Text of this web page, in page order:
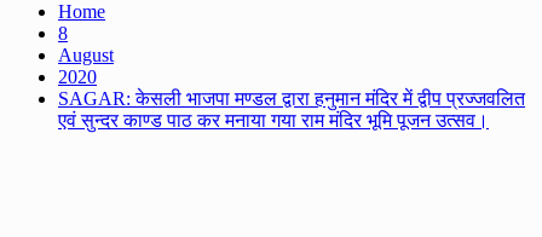
Home
8
August
2020
SAGAR: केसली भाजपा मण्डल द्वारा हनुमान मंदिर में द्वीप प्रज्जवलित
एवं सुन्दर काण्ड पाठ कर मनाया गया राम मंदिर भूमि पूजन उत्सव।